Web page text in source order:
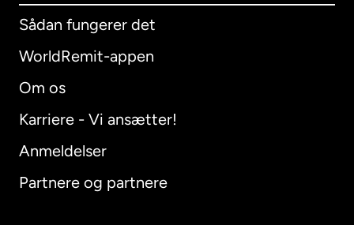
Sådan fungerer det
WorldRemit-appen
Om os
Karriere - Vi ansætter!
Anmeldelser
Partnere og partnere